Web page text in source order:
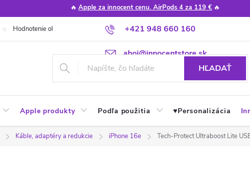
🔥 Apple za innocent cenu. AirPods 4 za 119 € 🔥
+421 948 660 160
ahoj@innocentstore.sk
Hodnotenie obchodu Poradňa Apple návody a tipy
HĽADAŤ
Apple produkty Podľa použitia ♥︎Personalizácia
Káble, adaptéry a redukcie iPhone 16e Tech-Protect Ultraboost Lite